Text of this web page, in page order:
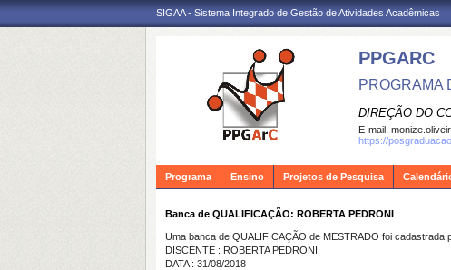
SIGAA - Sistema Integrado de Gestão de Atividades Acadêmicas
PPGARC
PROGRAMA
DIREÇÃO DO
E-mail:
https://
Programa Ensino Projetos de Pesquisa
Banca de QUALIFICAÇÃO: ROBERTA PEDRONI
Uma banca de QUALIFICAÇÃO de MESTRADO foi cadastrada
DISCENTE : ROBERTA PEDRONI
DATA : 31/08/2018